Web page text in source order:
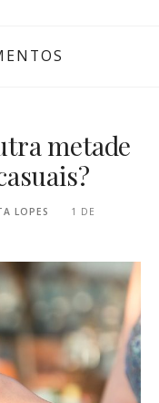
metade
LOPES
1 DE